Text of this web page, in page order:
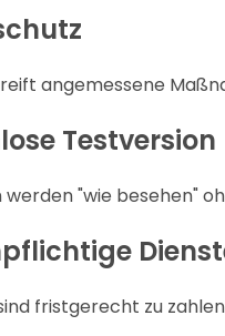
angemessene
Testversion
werden "wie besehen"
fristgerecht zu